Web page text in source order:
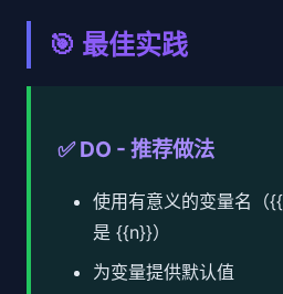
🎯 最佳实践
✅ DO - 推荐做法
使用有意义的变量名（
是 {{n}}）
为变量提供默认值